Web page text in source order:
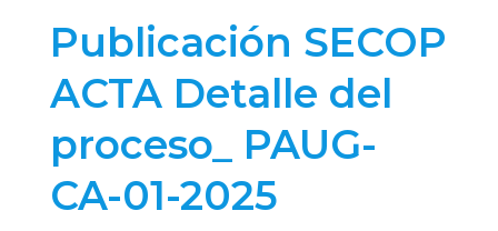
Publicación SECOP
ACTA Detalle del
proceso_ PAUG-
CA-01-2025